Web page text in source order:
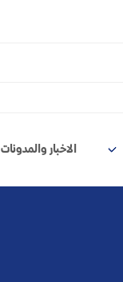
الاخبار والمدونات